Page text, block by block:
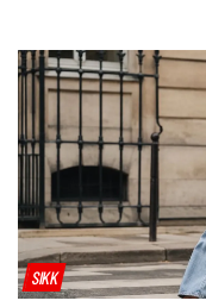
SIKK